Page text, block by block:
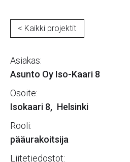
< Kaikki projektit
Asiakas:
Asunto Oy Iso-Kaari 8
Osoite:
Isokaari 8, Helsinki
Rooli:
pääurakoitsija
Liitetiedostot: